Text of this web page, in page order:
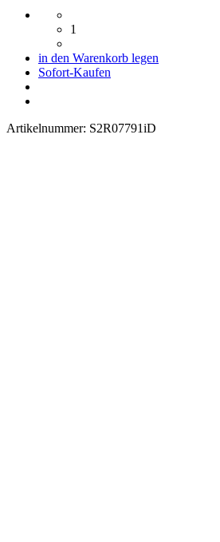
1
in den Warenkorb legen
Sofort-Kaufen
Artikelnummer: S2R07791iD